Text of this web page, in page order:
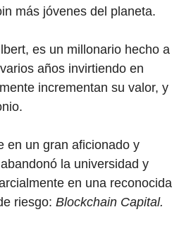
más jóvenes del planeta.
es un millonario hecho a
años invirtiendo en
incrementan su valor, y
en un gran aficionado y
la universidad y
en una reconocida
riesgo: Blockchain Capital.